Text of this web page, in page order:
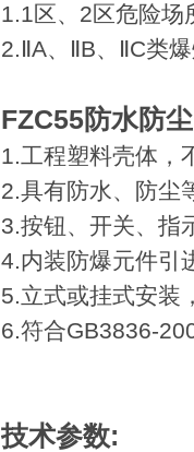
1.1区、2区危险
2.ⅡA、ⅡB、ⅡC类
FZC55防水防
1.工程塑料壳体，
2.具有防水、防尘
3.按钮、开关、指
4.内装防爆元件引
5.立式或挂式安装
6.符合GB3836-
技术参数: